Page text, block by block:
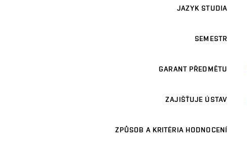
JAZYK STUDIA
SEMESTR
GARANT PŘEDMĚTU
ZAJIŠŤUJE ÚSTAV
ZPŮSOB A KRITÉRIA HODNOCENÍ